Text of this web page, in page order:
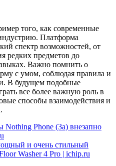
того, как современные
Платформа
спектр возможностей, от
редких предметов до
Важно помнить о
с умом, соблюдая правила и
В будущем подобные
все более важную роль в
способы взаимодействия и
Phone (3a) внезапно
и очень стильный
Washer 4 Pro | ichip.ru